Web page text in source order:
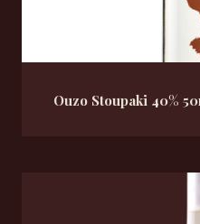
Ouzo Stoupaki 40%